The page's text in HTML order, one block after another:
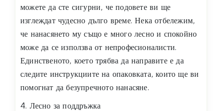
можете да сте сигурни, че подовете ви ще
изглеждат чудесно дълго време. Нека отбележим,
че нанасянето му също е много лесно и спокойно
може да се използва от непрофесионалисти.
Единственото, което трябва да направите е да
следите инструкциите на опаковката, които ще ви
помогнат да безупречното нанасяне.
4. Лесно за поддръжка